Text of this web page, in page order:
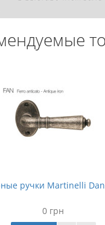
ручки Martinelli
0 грн